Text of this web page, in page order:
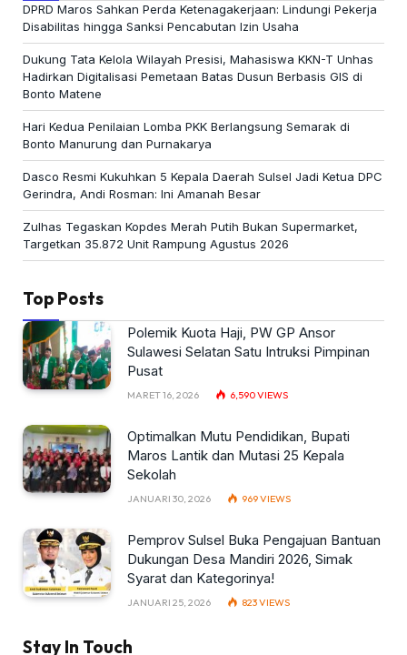
DPRD Maros Sahkan Perda Ketenagakerjaan: Lindungi Pekerja
Disabilitas hingga Sanksi Pencabutan Izin Usaha
Dukung Tata Kelola Wilayah Presisi, Mahasiswa KKN-T Unhas
Hadirkan Digitalisasi Pemetaan Batas Dusun Berbasis GIS di
Bonto Matene
Hari Kedua Penilaian Lomba PKK Berlangsung Semarak di
Bonto Manurung dan Purnakarya
Dasco Resmi Kukuhkan 5 Kepala Daerah Sulsel Jadi Ketua DPC
Gerindra, Andi Rosman: Ini Amanah Besar
Zulhas Tegaskan Kopdes Merah Putih Bukan Supermarket,
Targetkan 35.872 Unit Rampung Agustus 2026
Top Posts
Polemik Kuota Haji, PW GP Ansor
Sulawesi Selatan Satu Intruksi Pimpinan
Pusat
MARET 16, 2026 6,590VIEWS
Optimalkan Mutu Pendidikan, Bupati
Maros Lantik dan Mutasi 25 Kepala
Sekolah
JANUARI 30, 2026 969VIEWS
Pemprov Sulsel Buka Pengajuan Bantuan
Dukungan Desa Mandiri 2026, Simak
Syarat dan Kategorinya!
JANUARI 25, 2026 823VIEWS
Stay In Touch